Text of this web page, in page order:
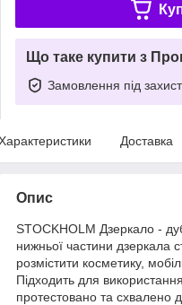
Що таке купити з
Замовлення під
Доставка
Опис
STOCKHOLM Дзеркало -
нижньої частини дзеркала
розмістити косметику,
Підходить для
протестовано та схвалено